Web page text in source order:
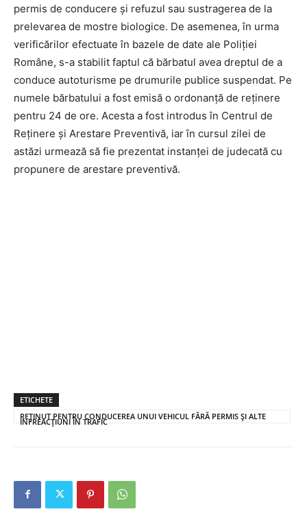
permis de conducere și refuzul sau sustragerea de la
prelevarea de mostre biologice. De asemenea, în urma
verificărilor efectuate în bazele de date ale Poliției
Române, s-a stabilit faptul că bărbatul avea dreptul de a
conduce autoturisme pe drumurile publice suspendat. Pe
numele bărbatului a fost emisă o ordonanță de reținere
pentru 24 de ore. Acesta a fost introdus în Centrul de
Reținere și Arestare Preventivă, iar în cursul zilei de
astăzi urmează să fie prezentat instanței de judecată cu
propunere de arestare preventivă.
ETICHETE
REȚINUT PENTRU CONDUCEREA UNUI VEHICUL FĂRĂ PERMIS ȘI ALTE
INFREACȚIUNI ÎN TRAFIC